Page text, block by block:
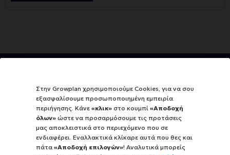
Στην Growplan χρησιμοποιούμε Cookies, για να σου
εξασφαλίσουμε προσωποποιημένη εμπειρία
περιήγησης. Κάνε «κλικ» στο κουμπί «Αποδοχή
όλων» ώστε να προσαρμόσουμε τις προτάσεις
μας αποκλειστικά στο περιεχόμενο που σε
ενδιαφέρει. Εναλλακτικά κλίκαρε αυτά που θες και
πάτα «Αποδοχή επιλογών»! Αναλυτικά μπορείς
ΕΤΑΙΡΕΙΑ
ΚΛΑΔΟΙ ΕΞΕΙΔΙΚΕΥΣΗΣ
ΥΠΗΡΕΣΙΕΣ
ΝΕΑ - ΕΝΗΜΕΡΩΣΗ